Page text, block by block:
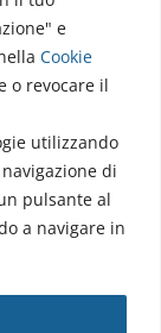
e
Cookie
o revocare il
utilizzando
di
pulsante al
a navigare in